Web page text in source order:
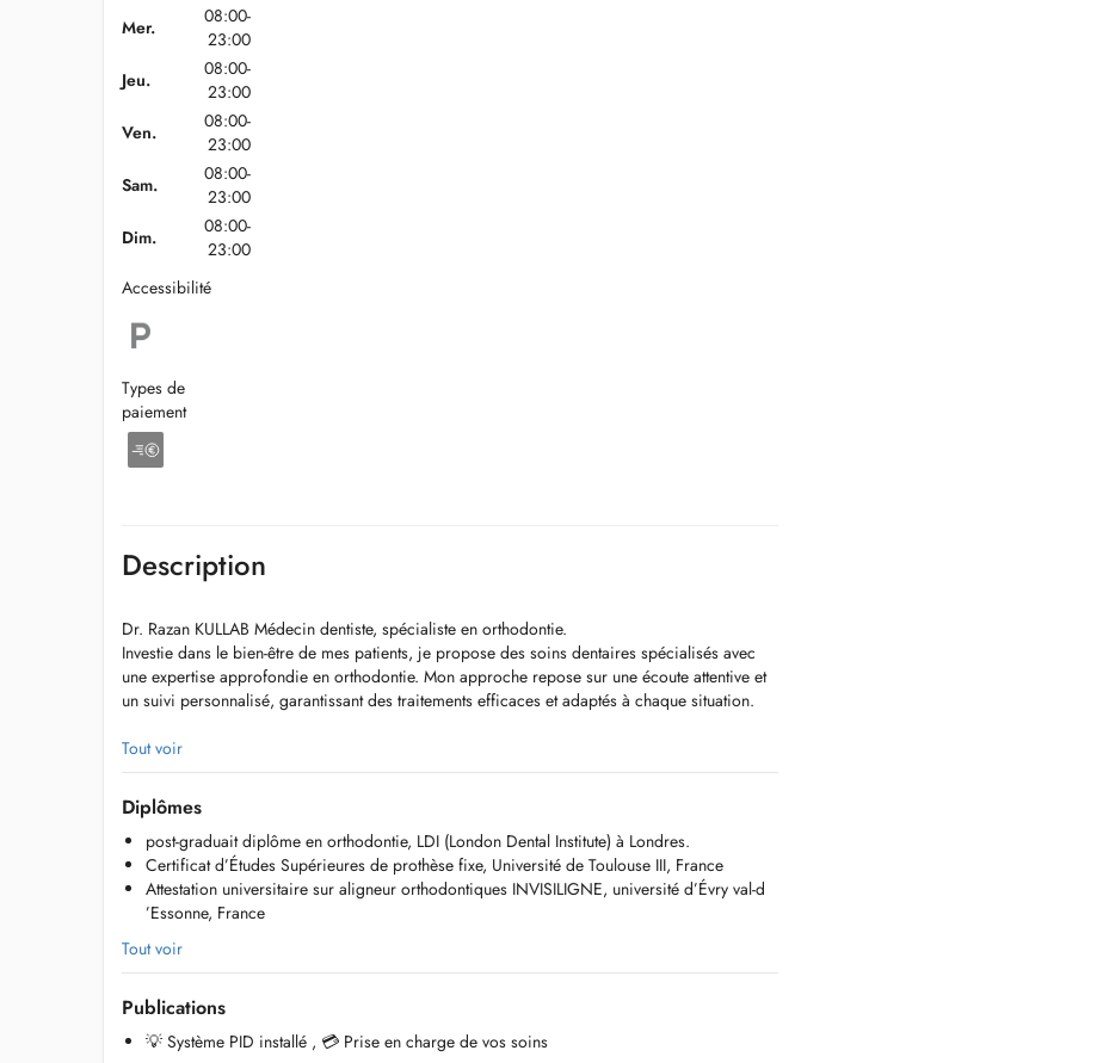
Mer.
08:00-
23:00
Jeu.
08:00-
23:00
Ven.
08:00-
23:00
Sam.
08:00-
23:00
Dim.
08:00-
23:00
Accessibilité
Types de
paiement
Description
Dr. Razan KULLAB Médecin dentiste, spécialiste en orthodontie.
Investie dans le bien-être de mes patients, je propose des soins dentaires spécialisés avec
une expertise approfondie en orthodontie. Mon approche repose sur une écoute attentive et
un suivi personnalisé, garantissant des traitements efficaces et adaptés à chaque situation.
Spécialités et soins proposés :
-Orthodontie sur mesure : Aligneurs invisibles, appareils fixes pour enfants et adultes,
appareils orthopédiques pour guider la croissance des mâchoires
-Correction des troubles fonctionnels : ATM, bruxisme
-Traitement des pathologies du sommeil : ronflement, apnée
-Prothèses et esthétique dentaire : blanchiment, facettes, couronnes
-Soins dentaires conservateurs et endodontie
-Chirurgie dentaire : extractions complexes, pathologies buccales
de vos besoins. Jassure un suivi détaillé, incluant des examens radiologiques et cliniques,
complétés si nécessaire par des photographies intra et extra-orales.
Tout voir
Diplômes
post-graduait diplôme en orthodontie, LDI (London Dental Institute) à Londres.
Certificat d’Études Supérieures de prothèse fixe, Université de Toulouse III, France
Attestation universitaire sur aligneur orthodontiques INVISILIGNE, université d’Évry val-d
’Essonne, France
Tout voir
Publications
💡 Système PID installé , 💳 Prise en charge de vos soins